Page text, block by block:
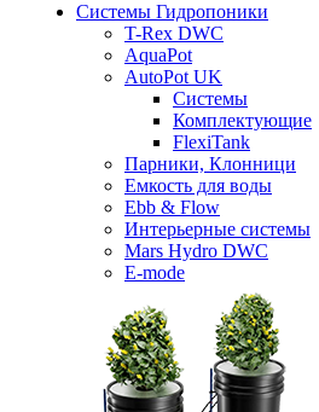
Системы Гидропоники
T-Rex DWC
AquaPot
AutoPot UK
Системы
Комплектующие
FlexiTank
Парники, Клонници
Емкость для воды
Ebb & Flow
Интерьерные системы
Mars Hydro DWC
E-mode